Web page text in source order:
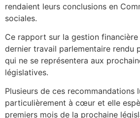
rendaient leurs conclusions en
sociales.
Ce rapport sur la gestion financière
dernier travail parlementaire rendu
qui ne se représentera aux
législatives.
Plusieurs de ces recommandations
particulièrement à cœur et elle
premiers mois de la prochaine